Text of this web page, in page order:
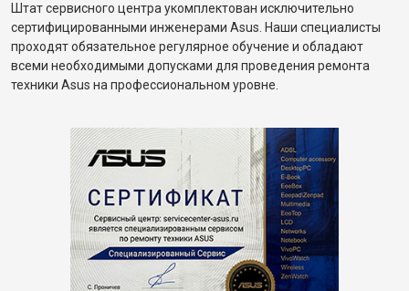
Штат сервисного центра укомплектован исключительно
сертифицированными инженерами Asus. Наши специалисты
проходят обязательное регулярное обучение и обладают
всеми необходимыми допусками для проведения ремонта
техники Asus на профессиональном уровне.